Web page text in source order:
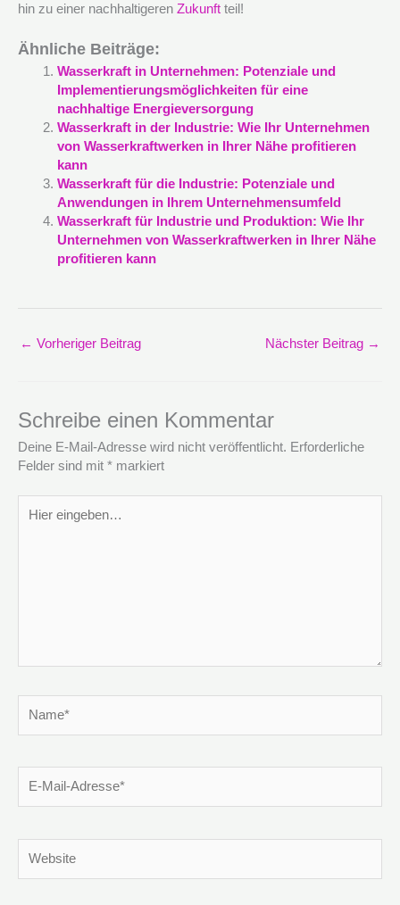
hin zu einer nachhaltigeren Zukunft teil!
Ähnliche Beiträge:
Wasserkraft in Unternehmen: Potenziale und
Implementierungsmöglichkeiten für eine
nachhaltige Energieversorgung
Wasserkraft in der Industrie: Wie Ihr Unternehmen
von Wasserkraftwerken in Ihrer Nähe profitieren
kann
Wasserkraft für die Industrie: Potenziale und
Anwendungen in Ihrem Unternehmensumfeld
Wasserkraft für Industrie und Produktion: Wie Ihr
Unternehmen von Wasserkraftwerken in Ihrer Nähe
profitieren kann
← Vorheriger Beitrag Nächster Beitrag →
Schreibe einen Kommentar
Deine E-Mail-Adresse wird nicht veröffentlicht. Erforderliche
Felder sind mit * markiert
eingeben…
Mail-